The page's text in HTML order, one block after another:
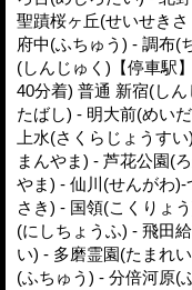
聖蹟桜ヶ丘(せいせき
府中(ふちゅう) - 調布(
(しんじゅく)【停車駅
40分着) 普通 新宿(し
たばし) - 明大前(めい
上水(さくらじょうす
まんやま) - 芦花公園(
やま) - 仙川(せんがわ
さき) - 国領(こくりょ
(にしちょうふ) - 飛田
い) - 多磨霊園(たまれ
(ふちゅう) - 分倍河原(